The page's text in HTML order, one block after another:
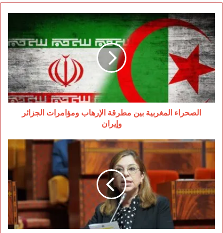
الصحراء
المغربية
بين
مطرقة
الإرهاب
ومؤامرات
الجزائر
وإيران
الصحراء المغربية بين مطرقة الإرهاب ومؤامرات الجزائر
وإيران
وزيرة
التضامن
في
مرمى
الانتقادات
بسبب
تفاقم
التشرد